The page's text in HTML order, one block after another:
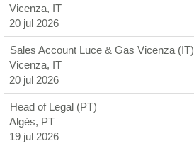
Vicenza, IT
20 jul 2026
Sales Account Luce & Gas Vicenza (IT)
Vicenza, IT
20 jul 2026
Head of Legal (PT)
Algés, PT
19 jul 2026